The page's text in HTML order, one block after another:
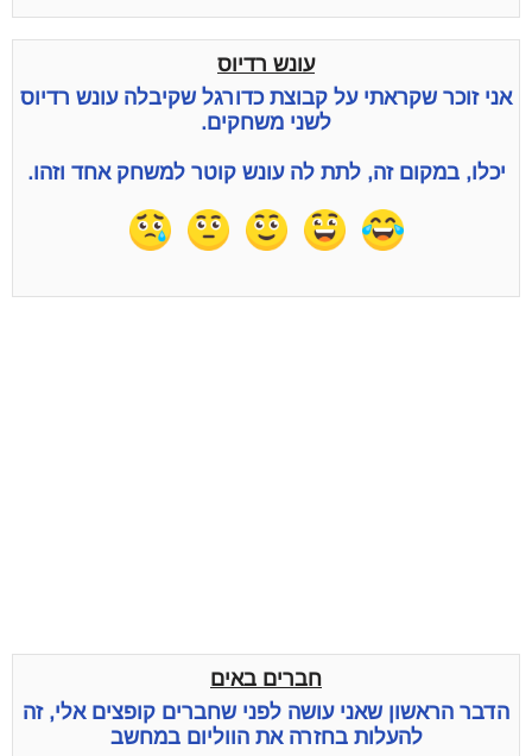
עונש רדיוס
אני זוכר שקראתי על קבוצת כדורגל שקיבלה עונש רדיוס
לשני משחקים.
יכלו, במקום זה, לתת לה עונש קוטר למשחק אחד וזהו.
חברים באים
הדבר הראשון שאני עושה לפני שחברים קופצים אלי, זה
להעלות בחזרה את הווליום במחשב